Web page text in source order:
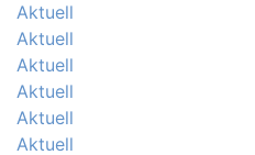
Aktuell
Aktuell
Aktuell
Aktuell
Aktuell
Aktuell